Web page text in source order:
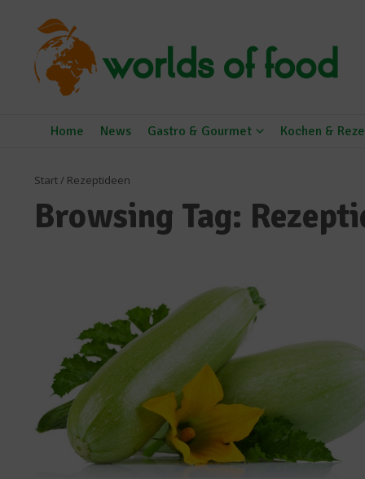
Home News Gastro & Gourmet Kochen &
Start/ Rezeptideen
Browsing Tag: